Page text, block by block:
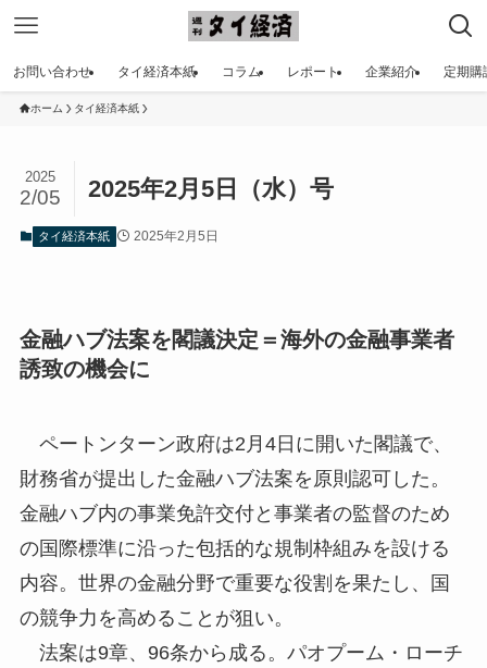
お問い合わせ タイ経済本紙 コラム レポート 企業紹介 定期購
ホーム タイ経済本紙
2025年2月5日（水）号
2025
2/05
タイ経済本紙 2025年2月5日
金融ハブ法案を閣議決定＝海外の金融事業者
誘致の機会に
ペートンターン政府は2月4日に開いた閣議で、
財務省が提出した金融ハブ法案を原則認可した。
金融ハブ内の事業免許交付と事業者の監督のため
の国際標準に沿った包括的な規制枠組みを設ける
内容。世界の金融分野で重要な役割を果たし、国
の競争力を高めることが狙い。
法案は9章、96条から成る。パオプーム・ローチ